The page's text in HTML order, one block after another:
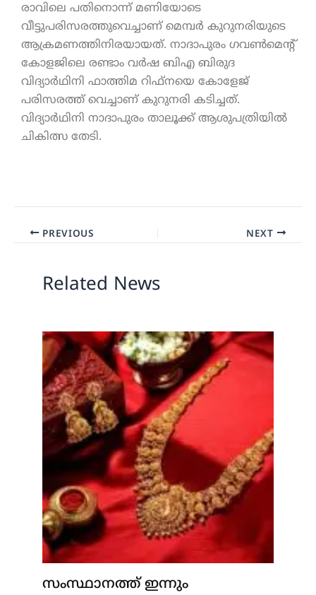
രാവിലെ പതിനൊന്ന് മണിയോടെ
വീട്ടുപരിസരത്തുവെച്ചാണ് മെമ്പർ കുറുനരിയുടെ
ആക്രമണത്തിനിരയായത്. നാദാപുരം ഗവണ്‍മെന്‍റ്
കോളജിലെ രണ്ടാം വർഷ ബിഎ ബിരുദ
വിദ്യാർഥിനി ഫാത്തിമ റിഫ്നയെ കോളേജ്
പരിസരത്ത് വെച്ചാണ് കുറുനരി കടിച്ചത്.
വിദ്യാർഥിനി നാദാപുരം താലൂക്ക് ആശുപത്രിയിൽ
ചികിത്സ തേടി.
PREVIOUS NEXT
Related News
സംസ്ഥാനത്ത് ഇന്നും